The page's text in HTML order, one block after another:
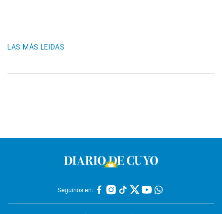
LAS MÁS LEIDAS
Seguinos en: